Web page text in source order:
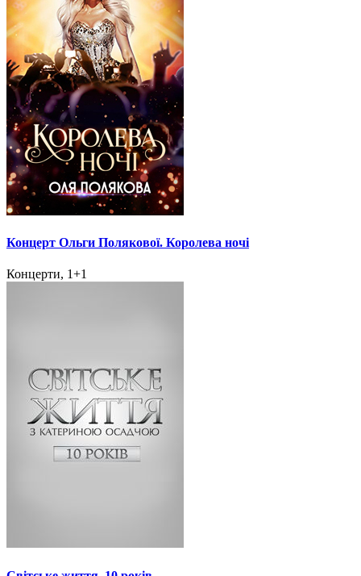
Концерт Ольги Полякової. Королева ночі
Концерти, 1+1